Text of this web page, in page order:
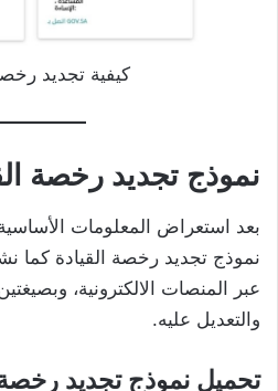
كيفية تجديد
نموذج تجديد رخصة
بعد استعراض المعلومات
نموذج تجديد رخصة القيادة كما
عبر المنصات الالكترونية،
والتعديل عليه.